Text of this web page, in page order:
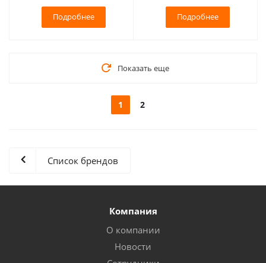
Подробнее Подробнее
Показать еще
1 2
Список брендов
Компания
О компании
Новости